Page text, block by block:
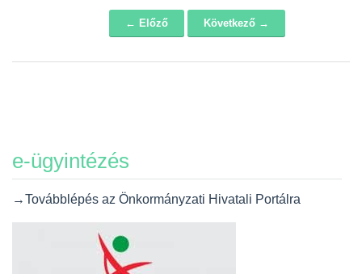
← Előző Következő →
e-ügyintézés
→Továbblépés az Önkormányzati Hivatali Portálra